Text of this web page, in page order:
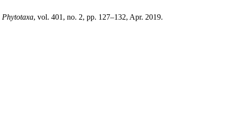
Phytotaxa, vol. 401, no. 2, pp. 127–132, Apr. 2019.